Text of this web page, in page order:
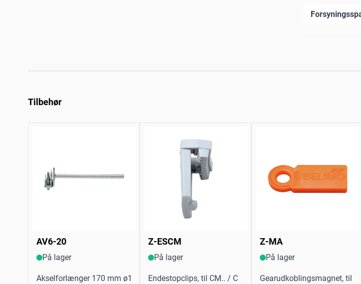
Tilbehør
AV6-20
På lager
Akselforlænger 170 mm ø1
Z-ESCM
På lager
Endestopclips, til CM.. / C
Z-MA
På lager
Gearudkoblingsmagnet, til